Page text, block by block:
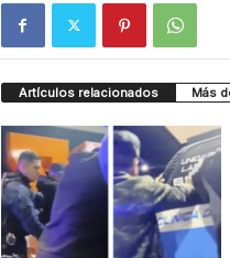
Artículos relacionados Más